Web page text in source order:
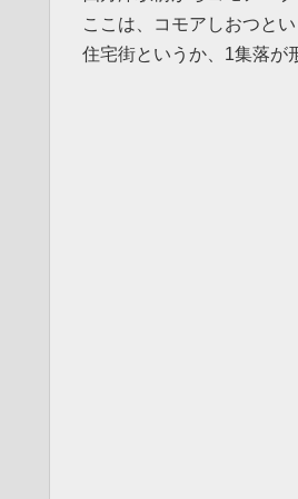
ここは、コモアしおつとい
住宅街というか、1集落が